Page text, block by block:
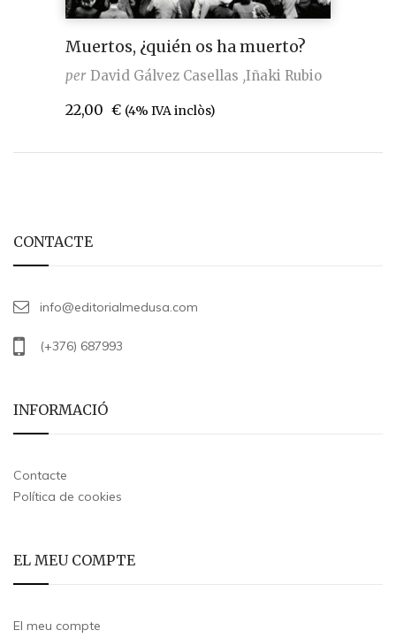
Muertos, ¿quién os ha muerto?
per David Gálvez Casellas Iñaki Rubio
22,00 € (4% IVA inclòs)
CONTACTE
info@editorialmedusa.com
(+376) 687993
INFORMACIÓ
Contacte
Política de cookies
EL MEU COMPTE
El meu compte